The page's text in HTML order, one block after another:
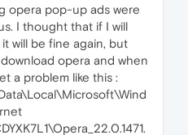
opera pop-up ads were
I thought that if I will
will be fine again, but
opera and when
a problem like this :